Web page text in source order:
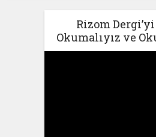
Rizom
Okumalıyız ve